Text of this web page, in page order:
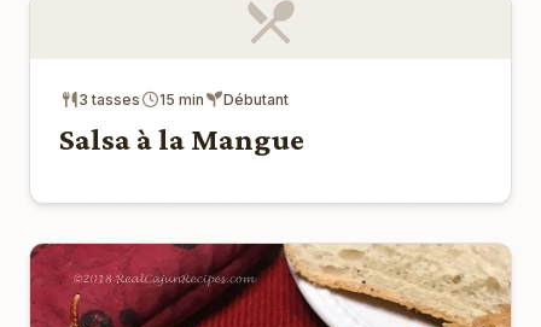
3 tasses 15 min Débutant
Salsa à la Mangue